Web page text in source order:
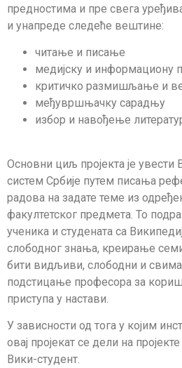
предностима и пре свега
и унапреде следеће вештине:
читање и писање
медијску и информациону
критичко размишљање и
међувршњачку сарадњу
избор и навођење
Основни циљ пројекта је увести
систем Србије путем писања
радова на задате теме из
факултетског предмета. То
ученика и студената са
слободног знања, креирање
бити видљиви, слободни и свима
подстицање професора за
приступа у настави.
У зависности од тога у којим
овај пројекат се дели на
Вики-студент.